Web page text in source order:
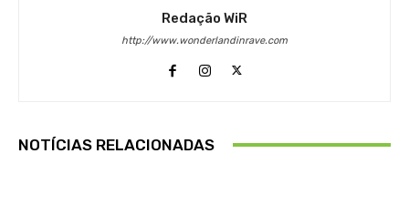
Redação WiR
http://www.wonderlandinrave.com
NOTÍCIAS RELACIONADAS